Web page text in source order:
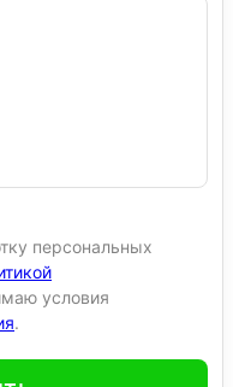
персональных
условия
.